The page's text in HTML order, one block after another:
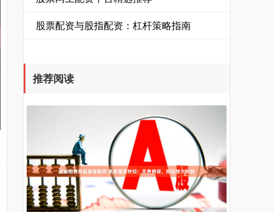
股票配资与股指配资：杠杆策略指南
推荐阅读